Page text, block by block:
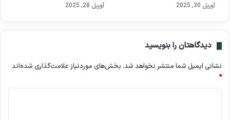
آوریل 30, 2025 آوریل 28, 2025
دیدگاهتان را بنویسید
نشانی ایمیل شما منتشر نخواهد شد. بخش‌های موردنیاز علامت‌گذاری شده‌اند
*